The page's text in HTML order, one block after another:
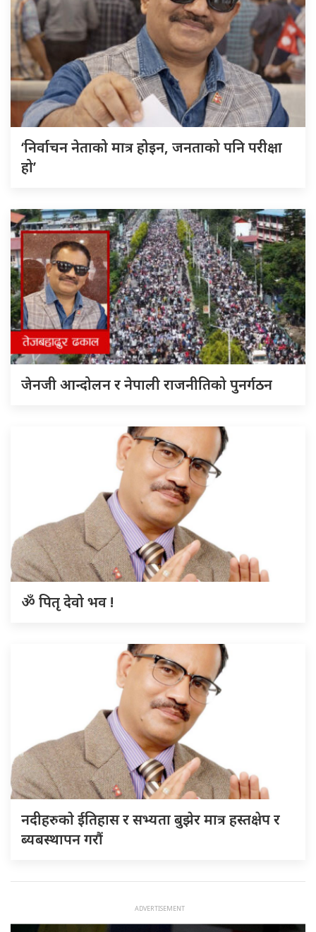
‘निर्वाचन नेताको मात्र होइन, जनताको पनि परीक्षा
हो’
जेनजी आन्दोलन र नेपाली राजनीतिको पुनर्गठन
ॐ पितृ देवो भव !
नदीहरुकाे ईतिहास र सभ्यता बुझेर मात्र हस्तक्षेप र
ब्यबस्थापन गराैं